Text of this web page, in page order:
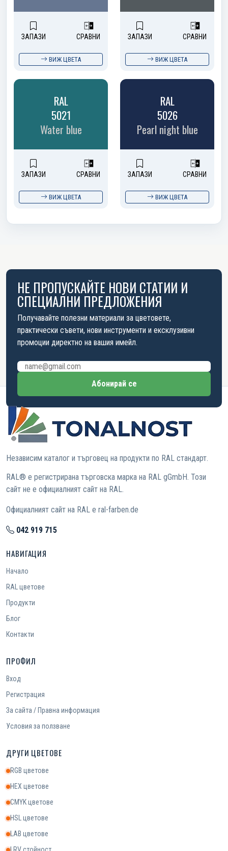
ЗАПАЗИ СРАВНИ
ВИЖ ЦВЕТА
ЗАПАЗИ СРАВНИ
ВИЖ ЦВЕТА
RAL
5021
Water blue
ЗАПАЗИ СРАВНИ
ВИЖ ЦВЕТА
RAL
5026
Pearl night blue
ЗАПАЗИ СРАВНИ
ВИЖ ЦВЕТА
НЕ ПРОПУСКАЙТЕ НОВИ СТАТИИ И
СПЕЦИАЛНИ ПРЕДЛОЖЕНИЯ
Получавайте полезни материали за цветовете,
практически съвети, нови инструменти и ексклузивни
промоции директно на вашия имейл.
Имейл адрес
Абонирай се
Независим каталог и търговец на продукти по RAL стандарт.
RAL® е регистрирана търговска марка на RAL gGmbH. Този
сайт не е официалният сайт на RAL.
Официалният сайт на RAL е ral-farben.de
042 919 715
НАВИГАЦИЯ
Начало
RAL цветове
Продукти
Блог
Контакти
ПРОФИЛ
Вход
Регистрация
За сайта / Правна информация
Условия за ползване
ДРУГИ ЦВЕТОВЕ
RGB цветове
HEX цветове
CMYK цветове
HSL цветове
LAB цветове